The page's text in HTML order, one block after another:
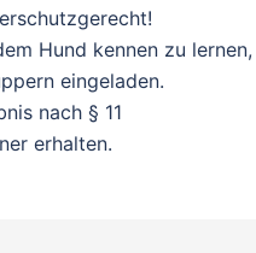
Hund kennen zu lernen,
eingeladen.
nach § 11
erhalten.